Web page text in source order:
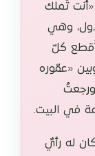
تَملك
وهي
أَقطع كلّ
«عمّوره
ورجعتُ
في البيت.
له رأيٌ